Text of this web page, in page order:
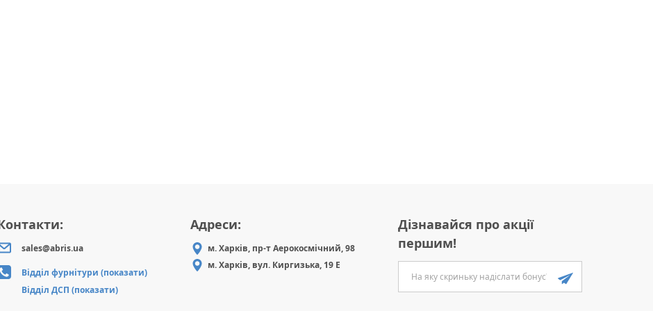
sales@abris.ua
Відділ фурнітури (показати)
Відділ ДСП (показати)
Адреси:
м. Харків, пр-т Аерокосмічний, 98
м. Харків, вул. Киргизька, 19 Е
Дізнавайся про акції
першим!